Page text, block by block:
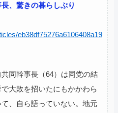
、驚きの暮らしぶり
eb38df75276a6106408a19
同幹事長（64）は同党の結
大敗を招いたにもかかわら
、自ら語っていない。地元